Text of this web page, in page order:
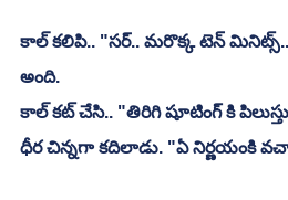
కాల్ కలిపి.. "సర్.. మరొక్క టెన్ మినిట్స్..
అంది.
కాల్ కట్ చేసి.. "తిరిగి షూటింగ్ కి
ధీర చిన్నగా కదిలాడు. "ఏ నిర్ణయంకి